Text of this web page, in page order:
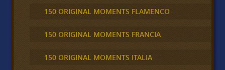
150 ORIGINAL MOMENTS FLAMENCO
150 ORIGINAL MOMENTS FRANCIA
150 ORIGINAL MOMENTS ITALIA